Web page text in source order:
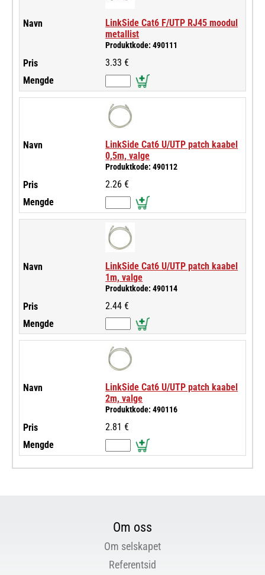
LinkSide Cat6 F/UTP RJ45 moodul
metallist
Produktkode: 490111
3.33 €
LinkSide Cat6 U/UTP patch kaabel
0,5m, valge
Produktkode: 490112
2.26 €
LinkSide Cat6 U/UTP patch kaabel
1m, valge
Produktkode: 490114
2.44 €
LinkSide Cat6 U/UTP patch kaabel
2m, valge
Produktkode: 490116
2.81 €
Om oss
Om selskapet
Referentsid